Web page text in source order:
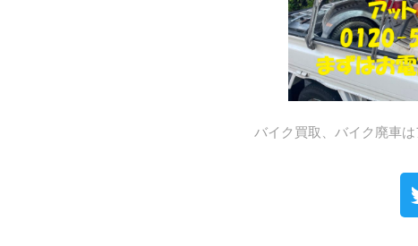
バイク買取、バイク廃車